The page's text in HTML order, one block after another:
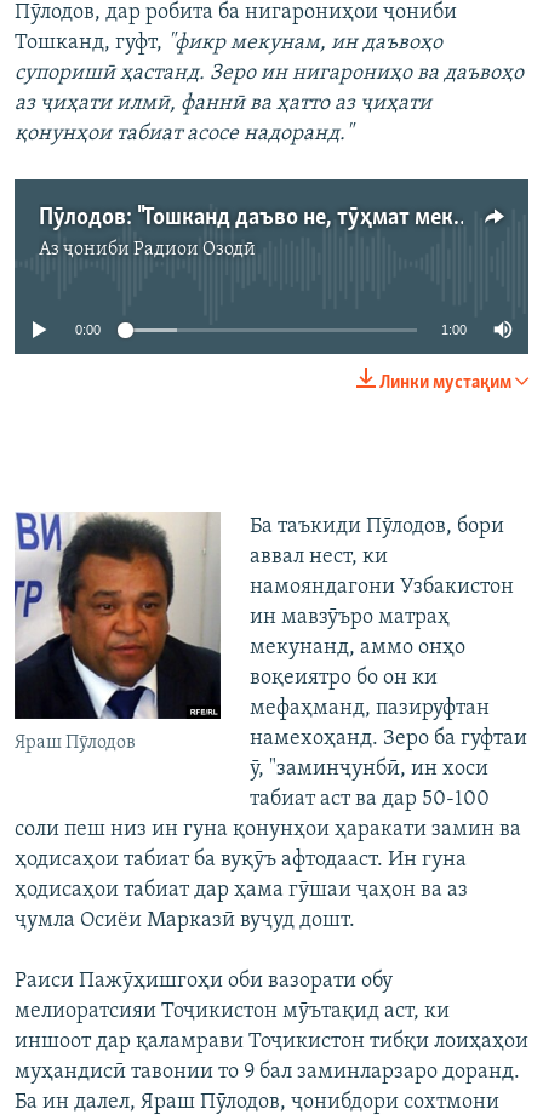
Пӯлодов, дар робита ба нигарониҳои ҷониби
Тошканд, гуфт, "фикр мекунам, ин даъвоҳо
супоришӣ ҳастанд. Зеро ин нигарониҳо ва даъвоҳо
аз ҷиҳати илмӣ, фаннӣ ва ҳатто аз ҷиҳати
қонунҳои табиат асосе надоранд."
Пӯлодов: "Тошканд даъво не, тӯҳмат мекунад"
Аз ҷониби Радиои Озодӣ
Феълан кор намекунад
0:00 1:00
Линки мустақим
Яраш Пӯлодов
Ба таъкиди Пӯлодов, бори
аввал нест, ки
намояндагони Узбакистон
ин мавзӯъро матраҳ
мекунанд, аммо онҳо
воқеиятро бо он ки
мефаҳманд, пазируфтан
намехоҳанд. Зеро ба гуфтаи
ӯ, "заминҷунбӣ, ин хоси
табиат аст ва дар 50-100
соли пеш низ ин гуна қонунҳои ҳаракати замин ва
ҳодисаҳои табиат ба вуқӯъ афтодааст. Ин гуна
ҳодисаҳои табиат дар ҳама гӯшаи ҷаҳон ва аз
ҷумла Осиёи Марказӣ вуҷуд дошт.
Раиси Пажӯҳишгоҳи оби вазорати обу
мелиоратсияи Тоҷикистон мӯътақид аст, ки
иншоот дар қаламрави Тоҷикистон тибқи лоиҳаҳои
муҳандисӣ тавонии то 9 бал заминларзаро доранд.
Ба ин далел, Яраш Пӯлодов, ҷонибдори сохтмони